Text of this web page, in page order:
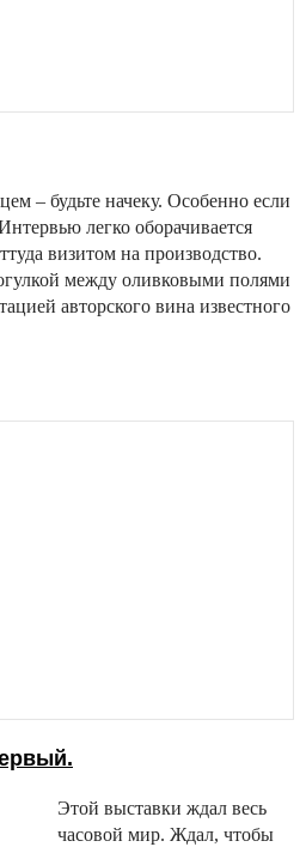
– будьте начеку. Особенно если
легко оборачивается
визитом на производство.
между оливковыми полями
авторского вина известного
Этой выставки ждал весь
часовой мир. Ждал, чтобы